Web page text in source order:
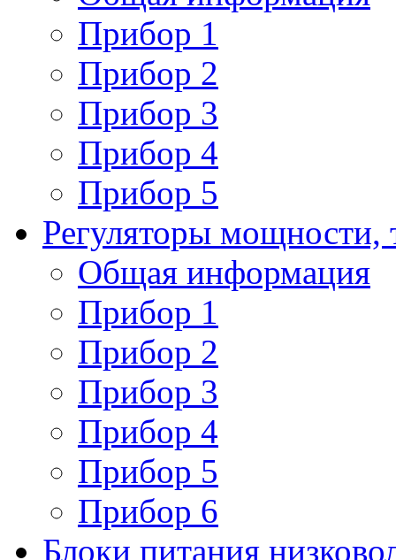
Прибор 1
Прибор 2
Прибор 3
Прибор 4
Прибор 5
Регуляторы мощности,
Общая информация
Прибор 1
Прибор 2
Прибор 3
Прибор 4
Прибор 5
Прибор 6
Блоки питания